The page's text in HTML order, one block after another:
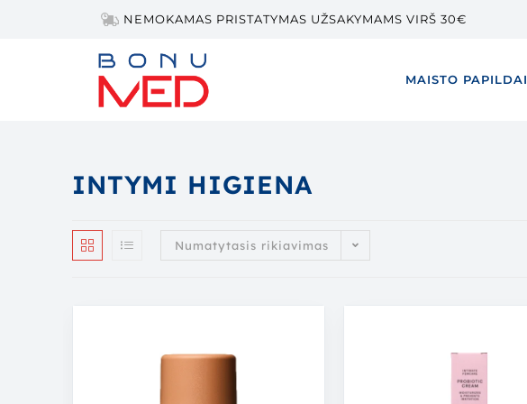
NEMOKAMAS PRISTATYMAS UŽSAKYMAMS VIRŠ 30€
MAISTO PAPILDAI
INTYMI HIGIENA
Numatytasis rikiavimas